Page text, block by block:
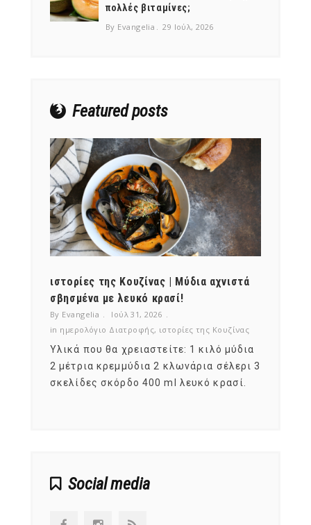
πολλές βιταμίνες;
By Evangelia 29 Ιούλ, 2026
Featured posts
ιστορίες της Κουζίνας | Μύδια αχνιστά
σβησμένα με λευκό κρασί!
By Evangelia
Ιούλ 31, 2026
in ημερολόγιο Διατροφής, ιστορίες της Κουζίνας
Υλικά που θα χρειαστείτε: 1 κιλό μύδια
2 μέτρια κρεμμύδια 2 κλωνάρια σέλερι 3
σκελίδες σκόρδο 400 ml λευκό κρασί.
Social media